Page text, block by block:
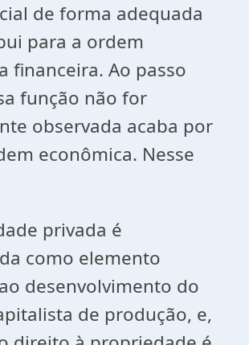
de forma adequada
para a ordem
financeira. Ao passo
função não for
observada acaba por
econômica. Nesse
privada é
como elemento
desenvolvimento do
de produção, e,